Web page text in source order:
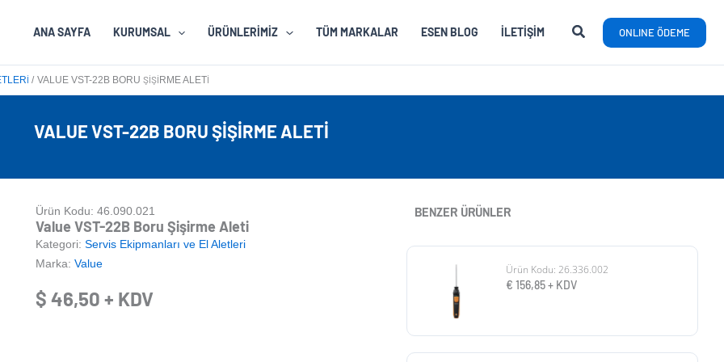
ANA SAYFA KURUMSAL ÜRÜNLERIMIZ TÜM MARKALAR ESEN BLOG İLETIŞIM ONLINE ÖDEME
VALUE VST-22B BORU ŞIŞIRME ALETI
VALUE VST-22B BORU ŞIŞIRME ALETI
Ürün Kodu: 46.090.021
Value VST-22B Boru Şişirme Aleti
Kategori: Servis Ekipmanları ve El Aletleri
Marka: Value
$ 46,50 + KDV
BENZER ÜRÜNLER
Ürün Kodu: 26.336.002
€ 156,85+ KDV